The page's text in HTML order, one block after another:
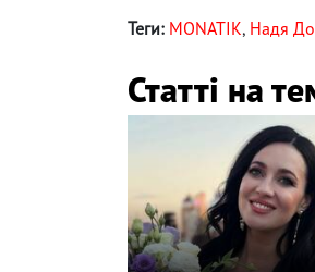
Теги: MONATIK, Надя
Статті на